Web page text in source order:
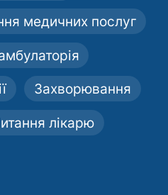
медичних послуг
Захворювання
лікарю